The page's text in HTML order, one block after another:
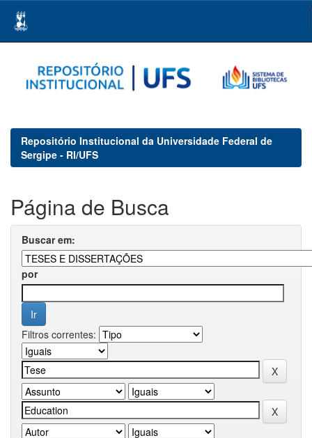
navigation
Repositório Institucional da Universidade Federal de
Sergipe - RI/UFS
Página de Busca
Buscar em:
por
Filtros correntes: